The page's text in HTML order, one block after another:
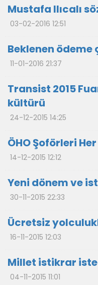
Mustafa Ilıcalı
03-02-2016 12:51
Beklenen ödeme
11-01-2016 21:37
Transist 2015
kültürü
24-12-2015 14:25
ÖHO Şoförleri
14-12-2015 12:12
Yeni dönem ve
30-11-2015 22:33
Ücretsiz
16-11-2015 12:03
Millet istikrar
04-11-2015 11:01